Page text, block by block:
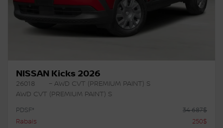
NISSAN Kicks 2026
26018
– AWD CVT (PREMIUM PAINT) S
AWD CVT (PREMIUM PAINT) S
PDSF*
34 687$
Rabais
250$